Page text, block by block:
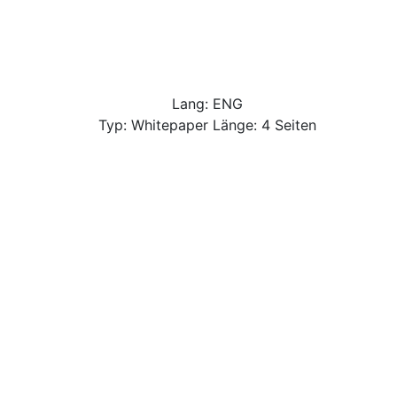
Lang: ENG
Typ: Whitepaper Länge: 4 Seiten